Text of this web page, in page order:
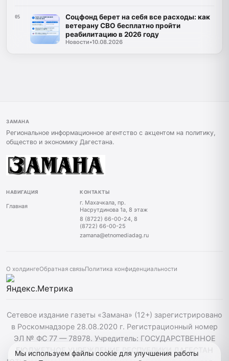
05
Соцфонд берет на себя все расходы: как
ветерану СВО бесплатно пройти
реабилитацию в 2026 году
Новости•10.08.2026
ЗАМАНА
Региональное информационное агентство с акцентом на политику,
общество и экономику Дагестана.
НАВИГАЦИЯ
Главная
КОНТАКТЫ
г. Махачкала, пр.
Насрутдинова 1а, 8 этаж
8 (8722) 66-00-24, 8
(8722) 66-00-25
zamana@etnomediadag.ru
О холдингеОбратная связьПолитика конфиденциальности
Сетевое издание газеты «Замана» (12+) зарегистрировано
в Роскомнадзоре 28.08.2020 г. Регистрационный номер
ЭЛ № ФС 77 — 78978. Учредитель: ГОСУДАРСТВЕННОЕ
БЮДЖЕТНОЕ УЧРЕЖДЕНИЕ РЕСПУБЛИКИ ДАГЕСТАН
Мы используем файлы cookie для улучшения работы